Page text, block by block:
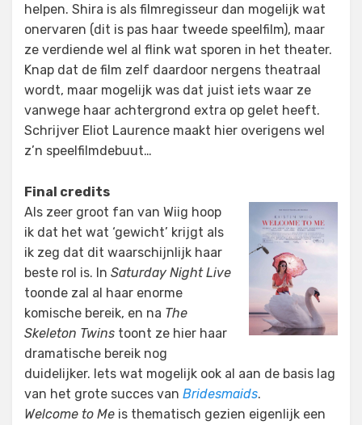
helpen. Shira is als filmregisseur dan mogelijk wat
onervaren (dit is pas haar tweede speelfilm), maar
ze verdiende wel al flink wat sporen in het theater.
Knap dat de film zelf daardoor nergens theatraal
wordt, maar mogelijk was dat juist iets waar ze
vanwege haar achtergrond extra op gelet heeft.
Schrijver Eliot Laurence maakt hier overigens wel
z’n speelfilmdebuut…
Final credits
Als zeer groot fan van Wiig hoop
ik dat het wat ‘gewicht’ krijgt als
ik zeg dat dit waarschijnlijk haar
beste rol is. In Saturday Night Live
toonde zal al haar enorme
komische bereik, en na The
Skeleton Twins toont ze hier haar
dramatische bereik nog
duidelijker. Iets wat mogelijk ook al aan de basis lag
van het grote succes van Bridesmaids.
Welcome to Me is thematisch gezien eigenlijk een